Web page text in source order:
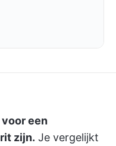
een
zijn. Je vergelijkt